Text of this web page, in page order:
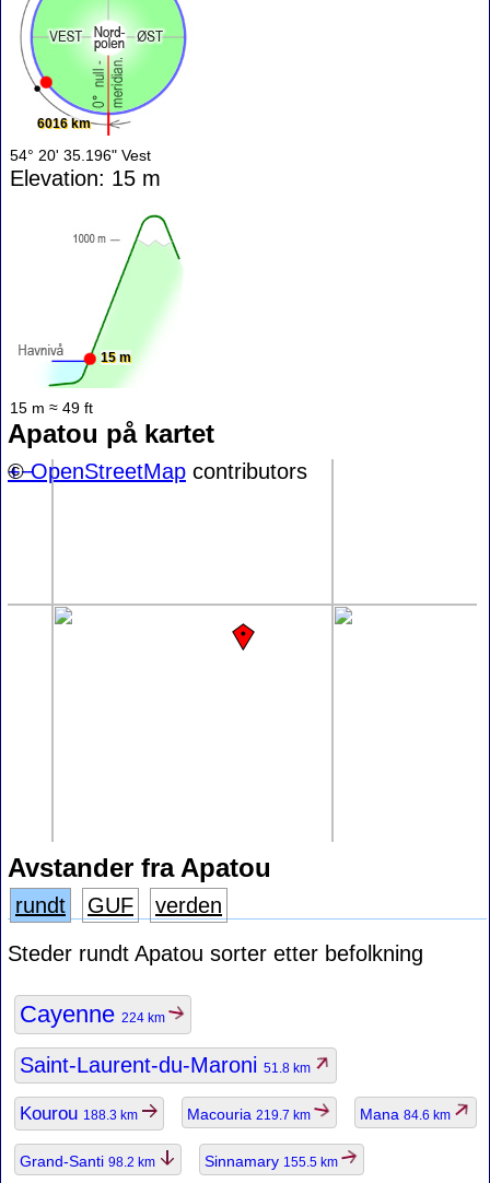
6016 km
54° 20' 35.196" Vest
Elevation: 15 m
15 m
15 m ≈ 49 ft
Apatou på kartet
+−
©OpenStreetMap contributors
Avstander fra Apatou
rundt GUF
verden
Steder rundt Apatou sorter etter befolkning
Cayenne 224 km
Saint-Laurent-du-Maroni 51.8 km
Kourou 188.3 km Macouria 219.7 km Mana 84.6 km
Grand-Santi 98.2 km Sinnamary 155.5 km